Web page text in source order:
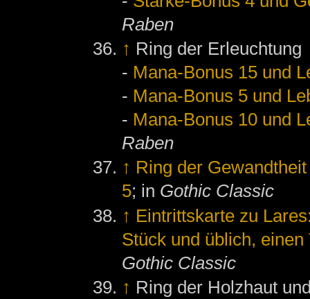
Raben
↑ Ring der Erleuchtung
- Mana-Bonus 15 und
- Mana-Bonus 5 und
- Mana-Bonus 10 und
Raben
↑ Ring der
5; in Gothic Classic
↑ Eintrittskarte zu
Stück und üblich,
Gothic Classic
↑ Ring der Holzhaut